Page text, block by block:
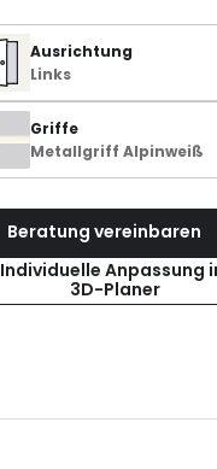
Ausrichtung
Links
Griffe
Metallgriff Alpinweiß
Beratung vereinbaren
Individuelle Anpassung
3D-Planer